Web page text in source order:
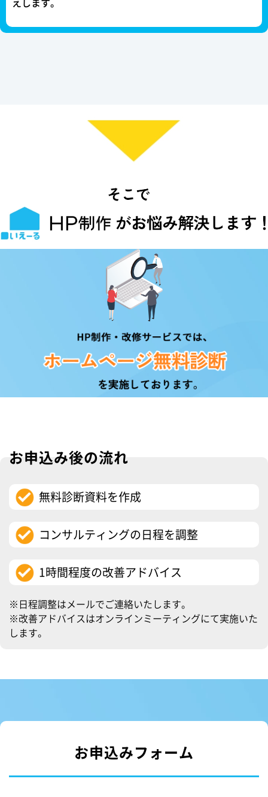
えします。
お申込み後の流れ
無料診断資料を作成
コンサルティングの日程を調整
1時間程度の改善アドバイス
※日程調整はメールでご連絡いたします。
※改善アドバイスはオンラインミーティングにて実施いた
します。
お申込みフォーム